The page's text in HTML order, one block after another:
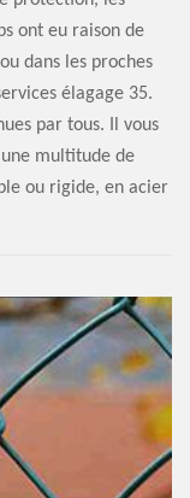
ont eu raison de
dans les proches
élagage 35.
par tous. Il vous
multitude de
ou rigide, en acier